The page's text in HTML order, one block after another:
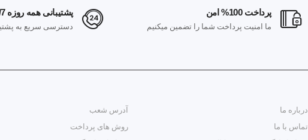
پشتیبانی همه روزه 24/7
دسترسی سریع به
پرداخت 100% امن
ما امنیت پرداخت شما را تضمین میکنیم
درباره ما
تماس با ما
آدرس شعب
روش های پرداخت